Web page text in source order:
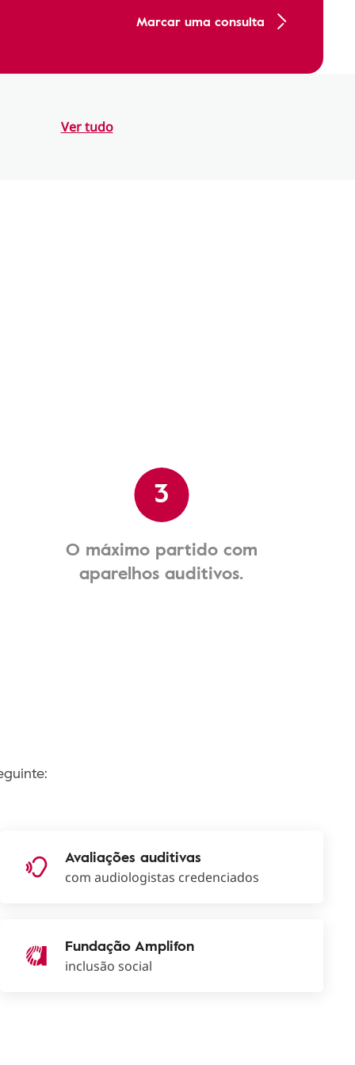
Marcar uma consulta
Ver tudo
3
O máximo partido com
aparelhos auditivos.
Avaliações auditivas
com audiologistas credenciados
Fundação Amplifon
inclusão social